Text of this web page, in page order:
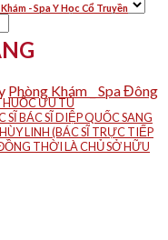
ƯU TÚ
BÁC SĨ DIỆP QUỐC SANG
LINH (BÁC SĨ TRỰC TIẾP
THỜI LÀ CHỦ SỞ HỮU
- Spa Y Học Cổ Truyền
Phòng Khám _ Spa Đông